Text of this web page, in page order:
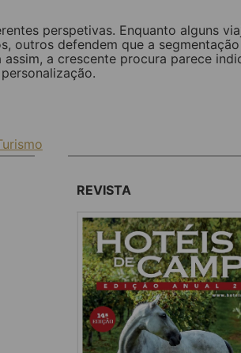
perspetivas. Enquanto alguns
outros defendem que a
a crescente procura parece
REVISTA